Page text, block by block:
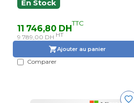
En Stock
11 746,80 DHTTC
9 789,00 DH HT
Ajouter au panier
Comparer